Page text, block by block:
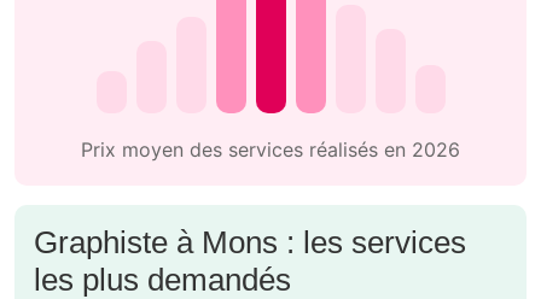
Prix moyen des services réalisés en 2026
Graphiste à Mons : les services
les plus demandés